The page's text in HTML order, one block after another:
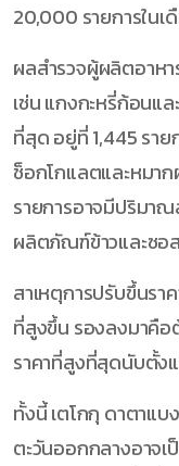
20,000 รายการใน
ผลสำรวจผู้ผลิตอาหา
เช่น แกงกะหรี่ก้อนแ
ที่สุด อยู่ที่ 1,445 รา
ช็อกโกแลตและหมาก
รายการอาจมีปริมา
ผลิตภัณฑ์ข้าวและซอ
สาเหตุการปรับขึ้นร
ที่สูงขึ้น รองลงมาคือ
ราคาที่สูงที่สุดนับตั้ง
ทั้งนี้ เตโกกุ ดาตาแบ
ตะวันออกกลางอาจ